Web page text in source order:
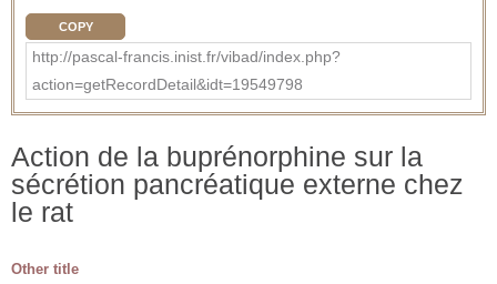
COPY
http://pascal-francis.inist.fr/vibad/index.php?
action=getRecordDetail&idt=19549798
Action de la buprénorphine sur la
sécrétion pancréatique externe chez
le rat
Other title